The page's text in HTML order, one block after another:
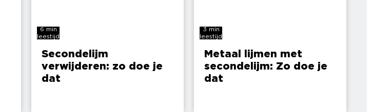
6 min
leestijd
Secondelijm
verwijderen: zo doe je
dat
3 min
leestijd
Metaal lijmen met
secondelijm: Zo doe je
dat